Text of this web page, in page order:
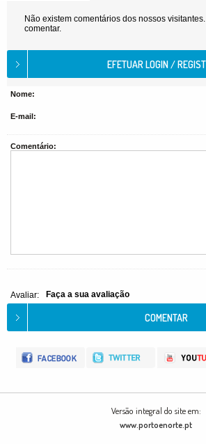
Não existem comentários dos nossos
comentar.
Nome:
E-mail:
Comentário:
Avaliar: Faça a sua avaliação
Versão integral do site em:
www.portoenorte.pt